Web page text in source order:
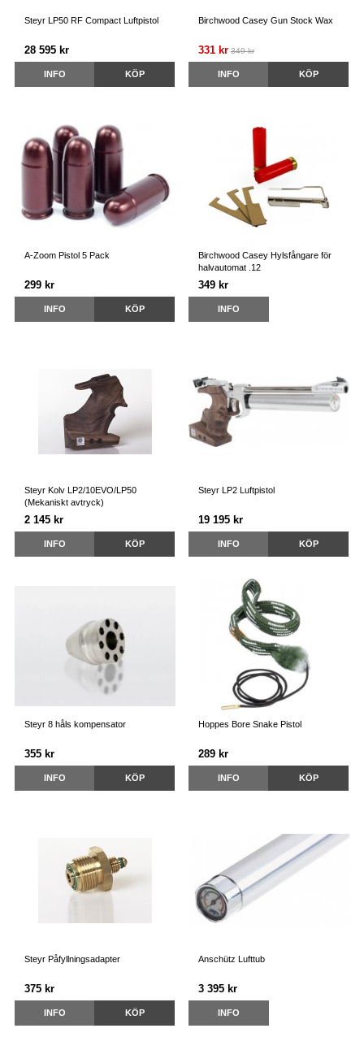
Steyr LP50 RF Compact Luftpistol
28 595 kr
INFO KÖP
Birchwood Casey Gun Stock Wax
331 kr 349 kr
INFO KÖP
A-Zoom Pistol 5 Pack
299 kr
INFO KÖP
Birchwood Casey Hylsfångare för
halvautomat .12
349 kr
INFO
Steyr Kolv LP2/10EVO/LP50
(Mekaniskt avtryck)
2 145 kr
INFO KÖP
Steyr LP2 Luftpistol
19 195 kr
INFO KÖP
Steyr 8 håls kompensator
355 kr
INFO KÖP
Hoppes Bore Snake Pistol
289 kr
INFO KÖP
Steyr Påfyllningsadapter
375 kr
INFO KÖP
Anschütz Lufttub
3 395 kr
INFO